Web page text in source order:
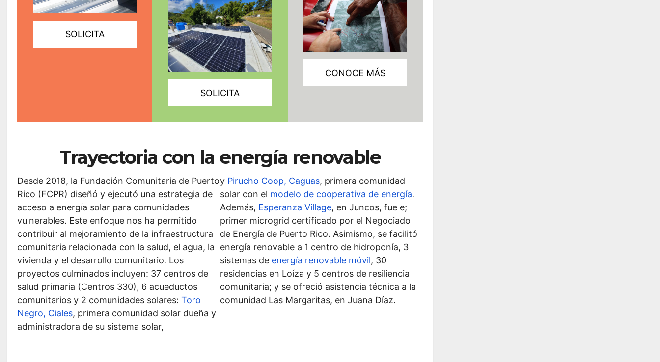
SOLICITA
SOLICITA
CONOCE MÁS
Trayectoria con la energía renovable
Desde 2018, la Fundación Comunitaria de Puerto
Rico (FCPR) diseñó y ejecutó una estrategia de
acceso a energía solar para comunidades
vulnerables. Este enfoque nos ha permitido
contribuir al mejoramiento de la infraestructura
comunitaria relacionada con la salud, el agua, la
vivienda y el desarrollo comunitario. Los
proyectos culminados incluyen: 37 centros de
salud primaria (Centros 330), 6 acueductos
comunitarios y 2 comunidades solares: Toro
Negro, Ciales, primera comunidad solar dueña y
administradora de su sistema solar,
y Pirucho Coop, Caguas, primera comunidad
solar con el modelo de cooperativa de energía.
Además, Esperanza Village, en Juncos, fue e;
primer microgrid certificado por el Negociado
de Energía de Puerto Rico. Asimismo, se facilitó
energía renovable a 1 centro de hidroponía, 3
sistemas de energía renovable móvil, 30
residencias en Loíza y 5 centros de resiliencia
comunitaria; y se ofreció asistencia técnica a la
comunidad Las Margaritas, en Juana Díaz.